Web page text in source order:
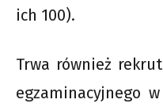
ich 100).
Trwa również
egzaminacyjnego